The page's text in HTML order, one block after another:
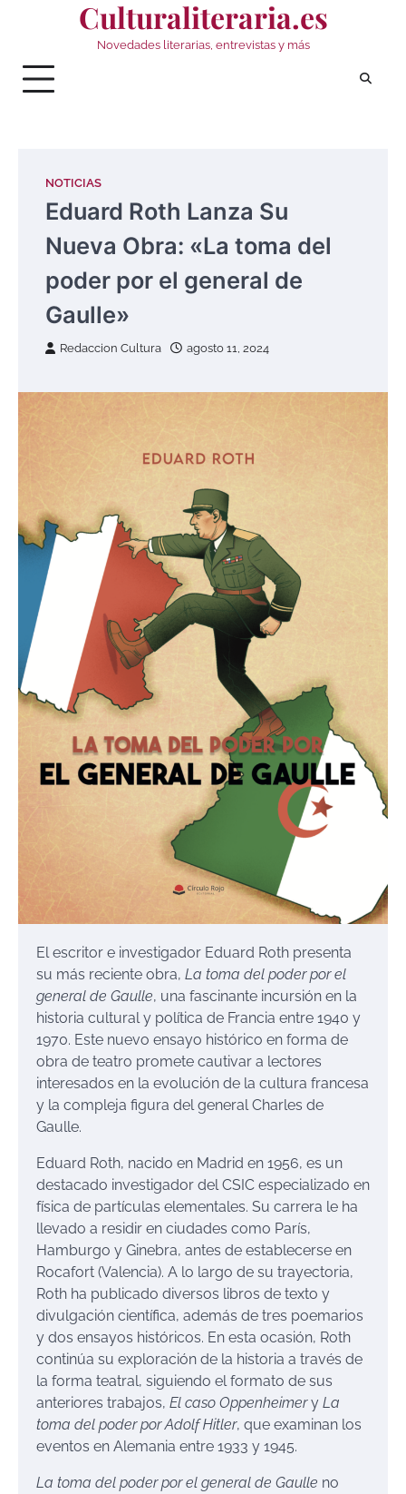
Culturaliteraria.es
Novedades literarias, entrevistas y más
NOTICIAS
Eduard Roth Lanza Su
Nueva Obra: «La toma del
poder por el general de
Gaulle»
Redaccion Cultura agosto 11, 2024
El escritor e investigador Eduard Roth presenta
su más reciente obra, La toma del poder por el
general de Gaulle, una fascinante incursión en la
historia cultural y política de Francia entre 1940 y
1970. Este nuevo ensayo histórico en forma de
obra de teatro promete cautivar a lectores
interesados en la evolución de la cultura francesa
y la compleja figura del general Charles de
Gaulle.
Eduard Roth, nacido en Madrid en 1956, es un
destacado investigador del CSIC especializado en
física de partículas elementales. Su carrera le ha
llevado a residir en ciudades como París,
Hamburgo y Ginebra, antes de establecerse en
Rocafort (Valencia). A lo largo de su trayectoria,
Roth ha publicado diversos libros de texto y
divulgación científica, además de tres poemarios
y dos ensayos históricos. En esta ocasión, Roth
continúa su exploración de la historia a través de
la forma teatral, siguiendo el formato de sus
anteriores trabajos, El caso Oppenheimery La
toma del poder por Adolf Hitler, que examinan los
eventos en Alemania entre 1933 y 1945.
La toma del poder por el general de Gaulle no